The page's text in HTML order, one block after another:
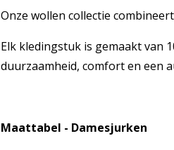
Onze wollen collectie
Elk kledingstuk is gemaakt van
duurzaamheid, comfort en een
Maattabel - Damesjurken